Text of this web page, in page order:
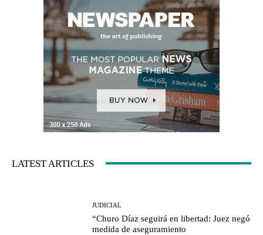
LATEST ARTICLES
JUDICIAL
“Churo Díaz seguirá en libertad: Juez negó
medida de aseguramiento